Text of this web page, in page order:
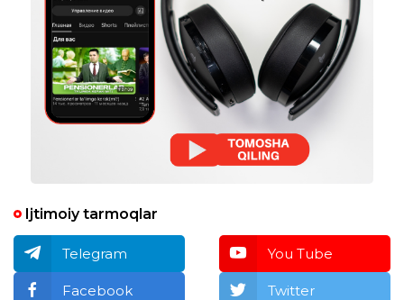
Ijtimoiy tarmoqlar
Telegram You Tube
Facebook Twitter